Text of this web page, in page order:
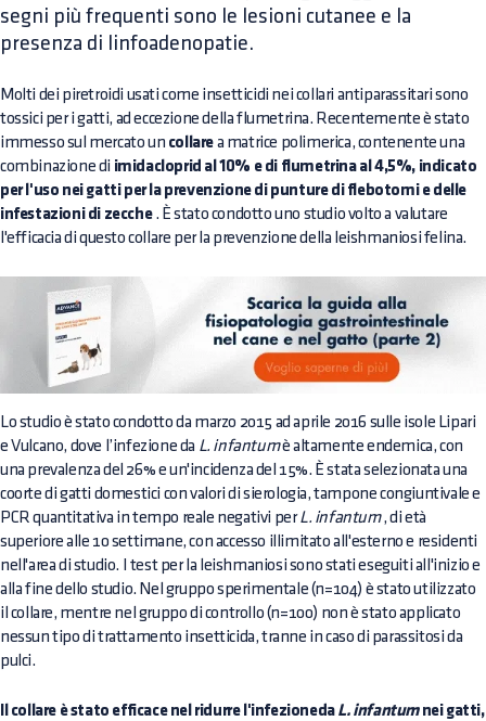
segni più frequenti sono le lesioni cutanee e la
presenza di linfoadenopatie.
Molti dei piretroidi usati come insetticidi nei collari antiparassitari sono
tossici per i gatti, ad eccezione della flumetrina. Recentemente è stato
immesso sul mercato un collare a matrice polimerica, contenente una
combinazione di imidacloprid al 10% e di flumetrina al 4,5%, indicato
per l'uso nei gatti per la prevenzione di punture di flebotomi e delle
infestazioni di zecche. È stato condotto uno studio volto a valutare
l'efficacia di questo collare per la prevenzione della leishmaniosi felina.
Lo studio è stato condotto da marzo 2015 ad aprile 2016 sulle isole Lipari
e Vulcano, dove l’infezione da L. infantumè altamente endemica, con
una prevalenza del 26% e un'incidenza del 15%. È stata selezionata una
coorte di gatti domestici con valori di sierologia, tampone congiuntivale e
PCR quantitativa in tempo reale negativi perL. infantum, di età
superiore alle 10 settimane, con accesso illimitato all'esterno e residenti
nell'area di studio. I test per la leishmaniosi sono stati eseguiti all'inizio e
alla fine dello studio. Nel gruppo sperimentale (n=104) è stato utilizzato
il collare, mentre nel gruppo di controllo (n=100) non è stato applicato
nessun tipo di trattamento insetticida, tranne in caso di parassitosi da
pulci.
Il collare è stato efficace nel ridurre l'infezionedaL. infantumnei gatti,